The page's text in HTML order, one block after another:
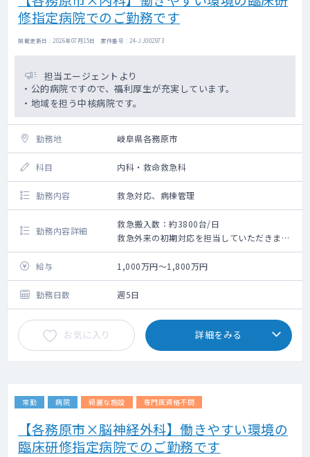
修指定病院でのご勤務です
掲載更新日 : 2026年07月15日 案件番号 : 24-JJ002973
担当エージェントより
・公的病院ですので、福利厚生が充実しています。
・地域を担う中核病院です。
勤務地 岐阜県各務原市
科目 内科・救命救急科
勤務内容 救急対応、病棟管理
勤務内容詳細
救急搬入数：約3800台/日
救急外来の初期対応を担当していただきま
す。
病棟担当の有無など業務内容は擦り合わせの
上、決定いたします。
給与 1,000万円～1,800万円
勤務日数 週5日
お気に入り 詳細をみる
常勤 病院 綺麗な施設 専門医資格不問
【各務原市×脳神経外科】働きやすい環境の
臨床研修指定病院でのご勤務です